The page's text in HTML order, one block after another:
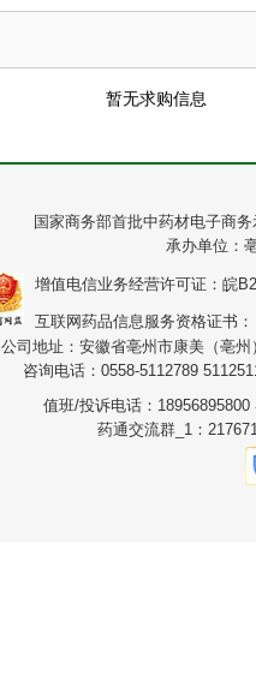
暂无求购信息
国家商务部首批中药材电子商
承办单位：
增值电信业务经营许可证：皖
互联网药品信息服务资格证书
公司地址：安徽省亳州市康美（亳
咨询电话：0558-5112789
值班/投诉电话：18956895800
药通交流群_1：